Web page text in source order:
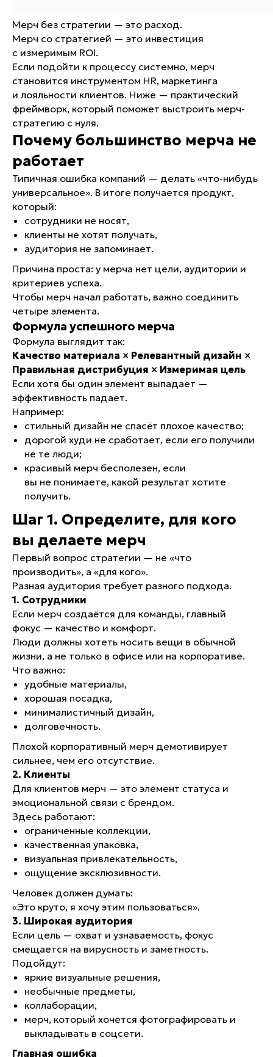
Мерч без стратегии — это расход.
Мерч со стратегией — это инвестиция
с измеримым ROI.
Если подойти к процессу системно, мерч
становится инструментом HR, маркетинга
и лояльности клиентов. Ниже — практический
фреймворк, который поможет выстроить мерч-
стратегию с нуля.
Почему большинство мерча не
работает
Типичная ошибка компаний — делать «что-нибудь
универсальное». В итоге получается продукт,
который:
сотрудники не носят,
клиенты не хотят получать,
аудитория не запоминает.
Причина проста: у мерча нет цели, аудитории и
критериев успеха.
Чтобы мерч начал работать, важно соединить
четыре элемента.
Формула успешного мерча
Формула выглядит так:
Качество материала × Релевантный дизайн ×
Правильная дистрибуция × Измеримая цель
Если хотя бы один элемент выпадает —
эффективность падает.
Например:
стильный дизайн не спасёт плохое качество;
дорогой худи не сработает, если его получили
не те люди;
красивый мерч бесполезен, если
вы не понимаете, какой результат хотите
получить.
Шаг 1. Определите, для кого
вы делаете мерч
Первый вопрос стратегии — не «что
производить», а «для кого».
Разная аудитория требует разного подхода.
1. Сотрудники
Если мерч создаётся для команды, главный
фокус — качество и комфорт.
Люди должны хотеть носить вещи в обычной
жизни, а не только в офисе или на корпоративе.
Что важно:
удобные материалы,
хорошая посадка,
минималистичный дизайн,
долговечность.
Плохой корпоративный мерч демотивирует
сильнее, чем его отсутствие.
2. Клиенты
Для клиентов мерч — это элемент статуса и
эмоциональной связи с брендом.
Здесь работают:
ограниченные коллекции,
качественная упаковка,
визуальная привлекательность,
ощущение эксклюзивности.
Человек должен думать:
«Это круто, я хочу этим пользоваться».
3. Широкая аудитория
Если цель — охват и узнаваемость, фокус
смещается на вирусность и заметность.
Подойдут:
яркие визуальные решения,
необычные предметы,
коллаборации,
мерч, который хочется фотографировать и
выкладывать в соцсети.
Главная ошибка